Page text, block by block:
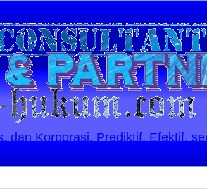
dan Korporasi. Prediktif, Efektif,